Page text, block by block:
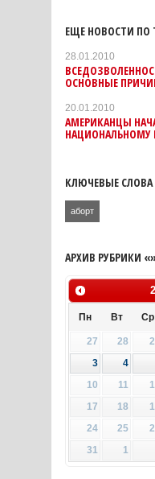
ЕЩЕ НОВОСТИ ПО
28.01.2010
ОСНОВНЫЕ
20.01.2010
АМЕРИКАНЦЫ
НАЦИОНАЛЬНОМУ
КЛЮЧЕВЫЕ СЛОВА
аборт
АРХИВ РУБРИКИ
Пн Вт Ср
27 28
3
4
10
11
17
18
24
25
31
1